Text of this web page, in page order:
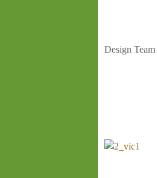
Design Team